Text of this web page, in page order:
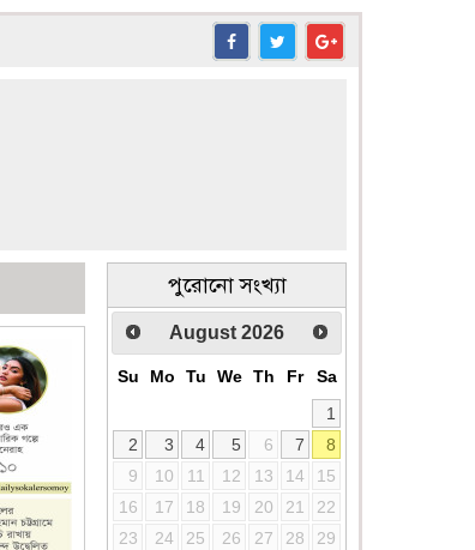
পুরোনো সংখ্যা
August 2026
Su Mo Tu We Th Fr
Sa
1
2
3 4 5 6 7
8
9
10 11 12 13 14
15
16
17 18 19 20 21
22
23
24 25 26 27 28
29